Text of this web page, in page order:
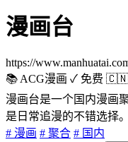
漫画台
https://
📚 ACG漫画 ✓ 免费 🇨🇳
漫画台是一个国内漫画
是日常追漫的不错选择。
# 漫画 # 聚合 # 国内